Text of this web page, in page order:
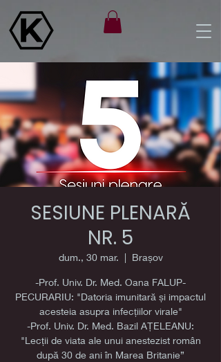
SESIUNE PLENARĂ
NR. 5
dum., 30 mar. Brașov
-Prof. Univ. Dr. Med. Oana FALUP-
PECURARIU: "Datoria imunitară și impactul
acesteia asupra infecțiilor virale"
-Prof. Univ. Dr. Med. Bazil AȚELEANU:
"Lecții de viata ale unui anestezist român
după 30 de ani în Marea Britanie”